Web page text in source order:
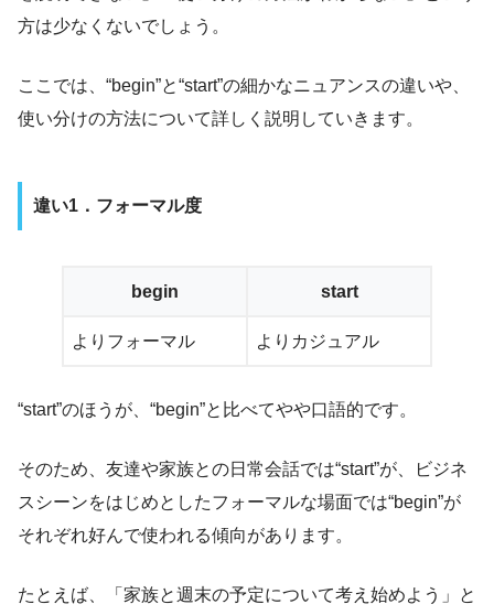
方は少なくないでしょう。
ここでは、“begin”と“start”の細かなニュアンスの違いや、
使い分けの方法について詳しく説明していきます。
違い1．フォーマル度
begin start
よりフォーマル よりカジュアル
“start”のほうが、“begin”と比べてやや口語的です。
そのため、友達や家族との日常会話では“start”が、ビジネ
スシーンをはじめとしたフォーマルな場面では“begin”が
それぞれ好んで使われる傾向があります。
たとえば、「家族と週末の予定について考え始めよう」と